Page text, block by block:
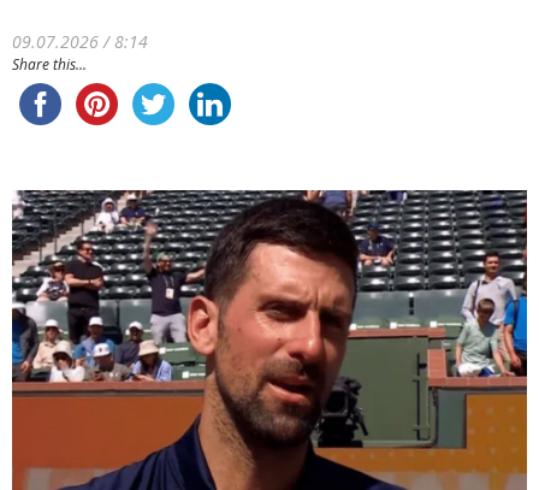
09.07.2026 / 8:14
Share this...